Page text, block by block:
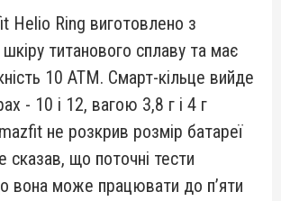
Helio Ring виготовлено з
титанового сплаву та має
10 ATM. Смарт-кільце вийде
- 10 і 12, вагою 3,8 г і 4 г
не розкрив розмір батареї
сказав, що поточні тести
вона може працювати до п’яти